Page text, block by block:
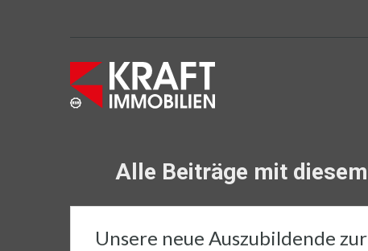
Alle Beiträge mit
Unsere neue Auszubildende